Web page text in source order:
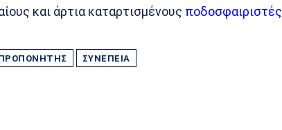
και άρτια καταρτισμένους ποδοσφαιριστές
ΣΥΝΈΠΕΙΑ